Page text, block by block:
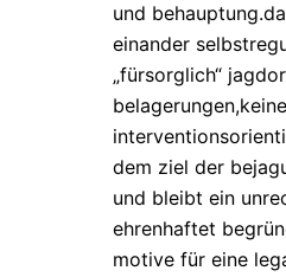
und
einander
„fürsorglich“
dem ziel der
und bleibt ein
ehrenhaftet
motive für eine